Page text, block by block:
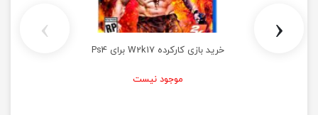
خرید بازی کارکرده W2k17 برای Ps4
موجود نیست
‹
›